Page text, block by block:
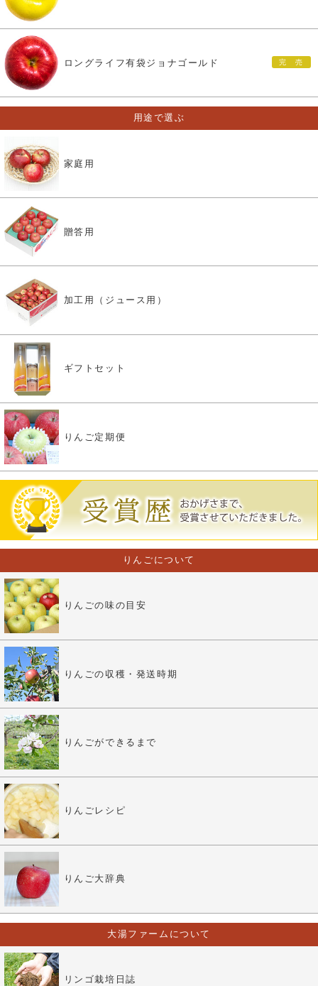
ロングライフ有袋ジョナゴールド
用途で選ぶ
家庭用
贈答用
加工用（ジュース用）
ギフトセット
りんご定期便
りんごについて
りんごの味の目安
りんごの収穫・発送時期
りんごができるまで
りんごレシピ
りんご大辞典
大湯ファームについて
リンゴ栽培日誌